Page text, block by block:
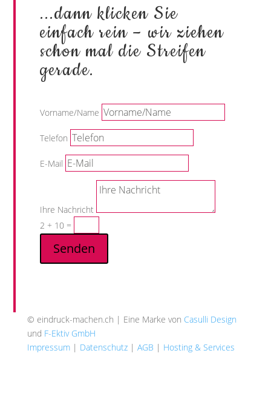
...dann klicken Sie
einfach rein – wir ziehen
schon mal die Streifen
gerade.
Vorname/Name
Telefon
E-Mail
Ihre Nachricht
2 + 10 =
Senden
© eindruck-machen.ch | Eine Marke von Casulli Design
und F-Ektiv GmbH
Impressum| Datenschutz| AGB | Hosting & Services